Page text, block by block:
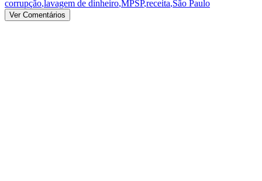
corrupção,lavagem de dinheiro,MPSP,receita,São Paulo
Ver Comentários